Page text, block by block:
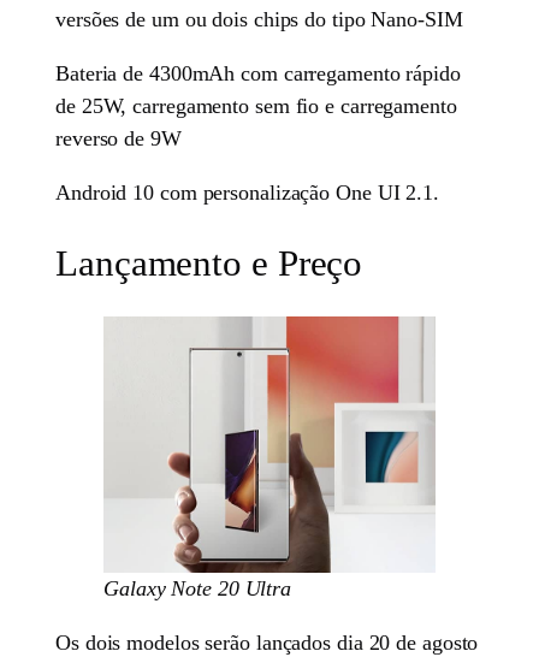
versões de um ou dois chips do tipo Nano-SIM
Bateria de 4300mAh com carregamento rápido
de 25W, carregamento sem fio e carregamento
reverso de 9W
Android 10 com personalização One UI 2.1.
Lançamento e Preço
Galaxy Note 20 Ultra
Os dois modelos serão lançados dia 20 de agosto